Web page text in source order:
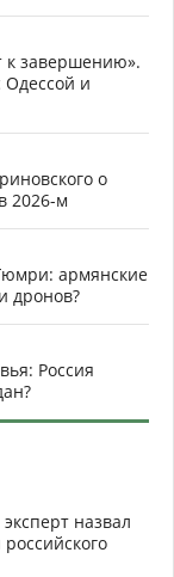
к завершению».
и
о
2026-м
армянские
дронов?
Россия
назвал